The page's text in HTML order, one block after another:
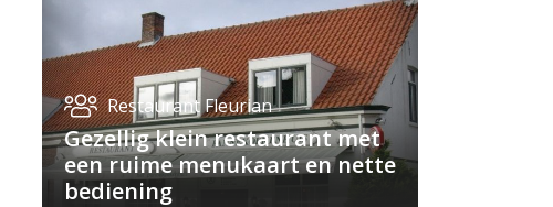
Restaurant Fleurian
Gezellig klein restaurant met
een ruime menukaart en nette
bediening